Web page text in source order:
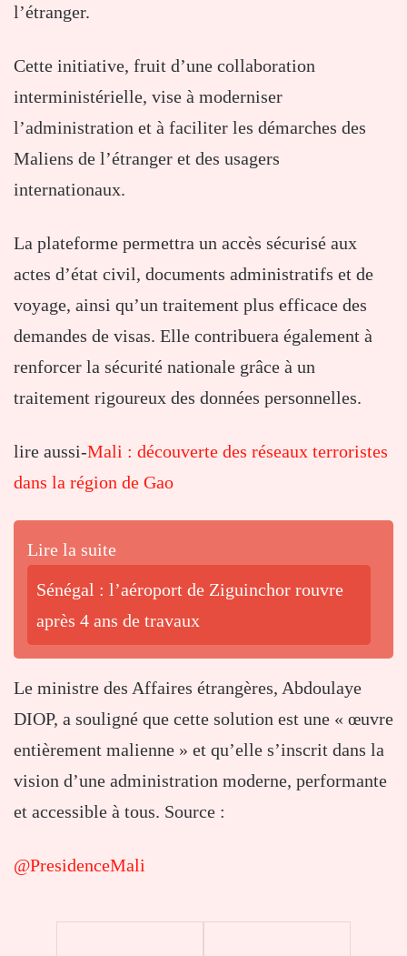
l’étranger.
Cette initiative, fruit d’une collaboration
interministérielle, vise à moderniser
l’administration et à faciliter les démarches des
Maliens de l’étranger et des usagers
internationaux.
La plateforme permettra un accès sécurisé aux
actes d’état civil, documents administratifs et de
voyage, ainsi qu’un traitement plus efficace des
demandes de visas. Elle contribuera également à
renforcer la sécurité nationale grâce à un
traitement rigoureux des données personnelles.
lire aussi-Mali : découverte des réseaux terroristes
dans la région de Gao
Lire la suite
Sénégal : l’aéroport de Ziguinchor rouvre
après 4 ans de travaux
Le ministre des Affaires étrangères, Abdoulaye
DIOP, a souligné que cette solution est une « œuvre
entièrement malienne » et qu’elle s’inscrit dans la
vision d’une administration moderne, performante
et accessible à tous. Source :
@PresidenceMali